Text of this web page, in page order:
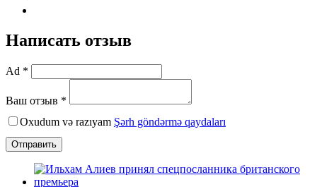
Написать отзыв
Ad *
Ваш отзыв *
Oxudum və razıyam Şərh göndərmə qaydaları
Отправить